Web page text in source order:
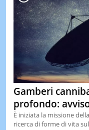
Gamberi
profondo:
È iniziata la missione
ricerca di forme di vita